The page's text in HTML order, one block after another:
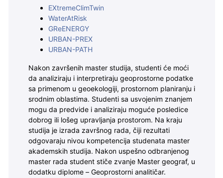
EXtremeClimTwin
WaterAtRisk
GReENERGY
URBAN-PREX
URBAN-PATH
Nakon završenih master studija, studenti će moći
da analiziraju i interpretiraju geoprostorne podatke
sa primenom u geoekologiji, prostornom planiranju i
srodnim oblastima. Studenti sa usvojenim znanjem
mogu da predvide i analiziraju moguće posledice
dobrog ili lošeg upravljanja prostorom. Na kraju
studija je izrada završnog rada, čiji rezultati
odgovaraju nivou kompetencija studenata master
akademskih studija. Nakon uspešno odbranjenog
master rada student stiče zvanje Master geograf, u
dodatku diplome – Geoprostorni analitičar.